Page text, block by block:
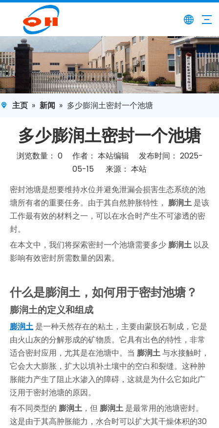
主页 » 新闻 » 多少膨润土密封一个池塘
多少膨润土密封一个池塘
浏览数量： 0作者： 本站编辑 发布时间： 2025-
05-15 来源： 本站
密封池塘是想要维持水位并避免泄漏会损害生态系统的池
塘所有者的重要任务。由于其自然肿胀特性， 膨润土 是该
工作最有效的材料之一，可以在水合时产生不可渗透的密
封。
在本文中，我们将探索密封一个池塘需要多少膨润土 以及
影响有效密封所需数量的因素。
什么是膨润土，如何用于密封池塘？
膨润土的定义和组成
膨润土 是一种天然存在的粘土，主要由蒙脱石制成，它是
由火山灰的分解形成的矿物质。它具有出色的特性，非常
适合密封应用，尤其是在池塘中。当 膨润土与水接触时，
它会大大膨胀，扩大以填补土壤中的空白和裂缝。这种肿
胀能力产生了阻止水渗入的障碍，这就是为什么它如此广
泛用于密封池塘的原因。
有不同类型的 膨润土 ，但膨润土 是最常用的池塘密封。
这是由于其高肿胀能力，水合时可以扩大其干燥体积的30